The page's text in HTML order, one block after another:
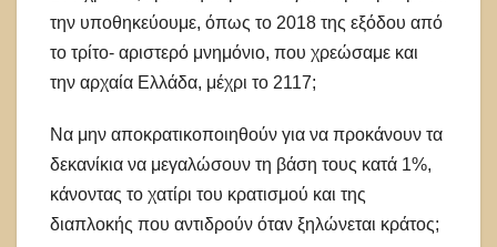
την υποθηκεύουμε, όπως το 2018 της εξόδου από
το τρίτο- αριστερό μνημόνιο, που χρεώσαμε και
την αρχαία Ελλάδα, μέχρι το 2117;
Να μην αποκρατικοποιηθούν για να προκάνουν τα
δεκανίκια να μεγαλώσουν τη βάση τους κατά 1%,
κάνοντας το χατίρι του κρατισμού και της
διαπλοκής που αντιδρούν όταν ξηλώνεται κράτος;